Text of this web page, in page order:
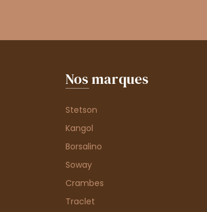
Nos marques
Stetson
Kangol
Borsalino
Soway
Crambes
Traclet